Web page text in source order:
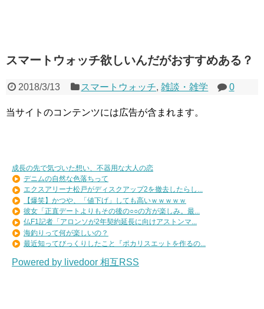
スマートウォッチ欲しいんだがおすすめある？
2018/3/13 スマートウォッチ,雑談・雑学 0
当サイトのコンテンツには広告が含まれます。
成長の先で気づいた想い、不器用な大人の恋
デニムの自然な色落ちって
エクスアリーナ松戸がディスクアップ2を撤去したらし...
【爆笑】かつや、「値下げ」しても高いｗｗｗｗｗ
彼女「正直デートよりもその後の○○の方が楽しみ。最...
仏F1記者「アロンソが2年契約延長に向けアストンマ...
海釣りって何が楽しいの？
最近知ってびっくりしたこと『ポカリスエットを作るの...
Powered by livedoor 相互RSS